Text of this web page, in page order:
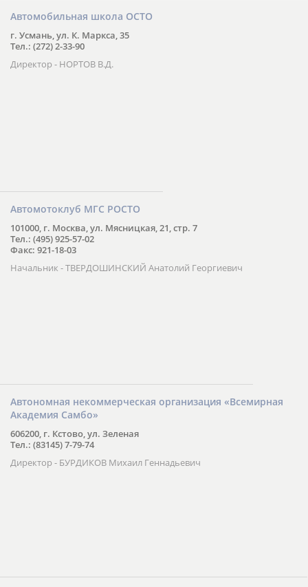
Автомобильная школа ОСТО
г. Усмань, ул. К. Маркса, 35
Тел.: (272) 2-33-90
Директор - НОРТОВ В.Д.
Автомотоклуб МГС РОСТО
101000, г. Москва, ул. Мясницкая, 21, стр. 7
Тел.: (495) 925-57-02
Факс: 921-18-03
Начальник - ТВЕРДОШИНСКИЙ Анатолий Георгиевич
Автономная некоммерческая организация «Всемирная
Академия Самбо»
606200, г. Кстово, ул. Зеленая
Тел.: (83145) 7-79-74
Директор - БУРДИКОВ Михаил Геннадьевич